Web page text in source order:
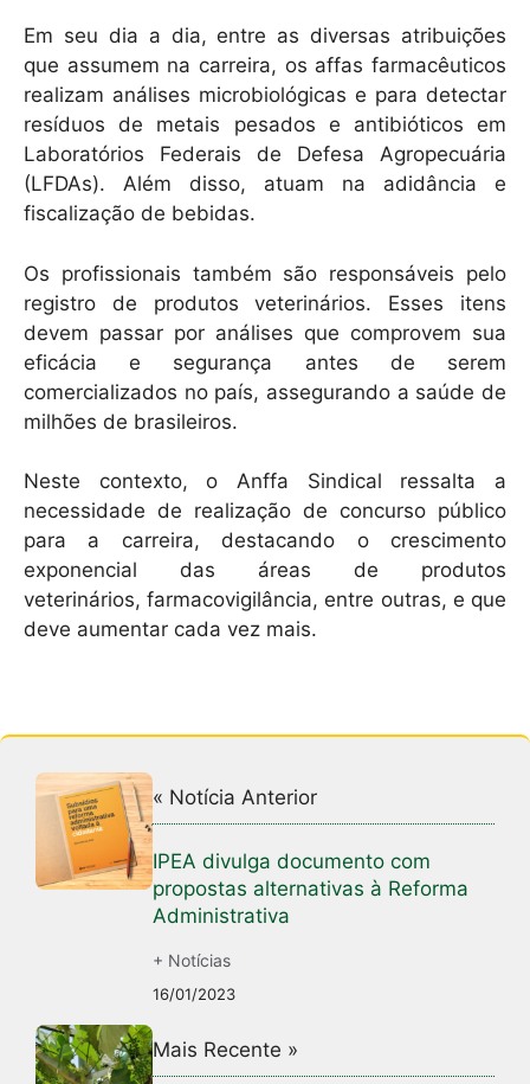
Em seu dia a dia, entre as diversas atribuições
que assumem na carreira, os affas farmacêuticos
realizam análises microbiológicas e para detectar
resíduos de metais pesados e antibióticos em
Laboratórios Federais de Defesa Agropecuária
(LFDAs). Além disso, atuam na adidância e
fiscalização de bebidas.
Os profissionais também são responsáveis pelo
registro de produtos veterinários. Esses itens
devem passar por análises que comprovem sua
eficácia e segurança antes de serem
comercializados no país, assegurando a saúde de
milhões de brasileiros.
Neste contexto, o Anffa Sindical ressalta a
necessidade de realização de concurso público
para a carreira, destacando o crescimento
exponencial das áreas de produtos
veterinários, farmacovigilância, entre outras, e que
deve aumentar cada vez mais.
« Notícia Anterior
IPEA divulga documento com
propostas alternativas à Reforma
Administrativa
+ Notícias
16/01/2023
Mais Recente »